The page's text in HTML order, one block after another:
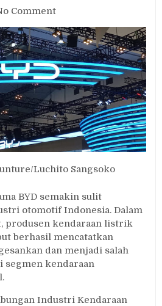
Commenton
Balik
Dominasi
BYD
di
Indonesia,
Ada
Tiga
Fakta
Menarik
yang
Perlu
Dicermati
Luchito Sangsoko
BYD semakin sulit
otomotif Indonesia. Dalam
produsen kendaraan listrik
berhasil mencatatkan
dan menjadi salah
segmen kendaraan
Industri Kendaraan